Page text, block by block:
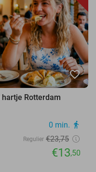
favorite_border
Rotterdam
0 min. directions_walk
Regulier €23,75
€13,50